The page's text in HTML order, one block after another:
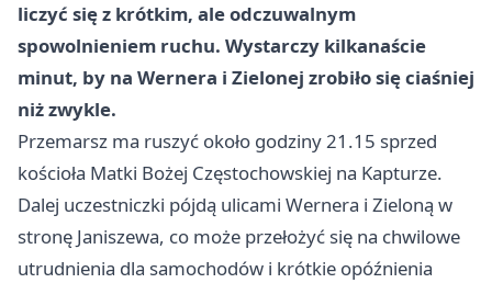
liczyć się z krótkim, ale odczuwalnym
spowolnieniem ruchu. Wystarczy kilkanaście
minut, by na Wernera i Zielonej zrobiło się ciaśniej
niż zwykle.
Przemarsz ma ruszyć około godziny 21.15 sprzed
kościoła Matki Bożej Częstochowskiej na Kapturze.
Dalej uczestniczki pójdą ulicami Wernera i Zieloną w
stronę Janiszewa, co może przełożyć się na chwilowe
utrudnienia dla samochodów i krótkie opóźnienia